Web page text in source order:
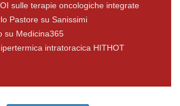
sulle terapie oncologiche integrate
Pastore su Sanissimi
su Medicina365
intratoracica HITHOT